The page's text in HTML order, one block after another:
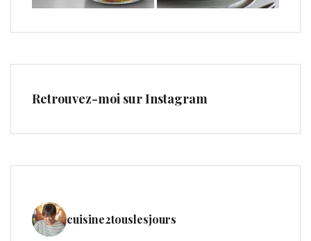
Retrouvez-moi sur Instagram
cuisine2touslesjours